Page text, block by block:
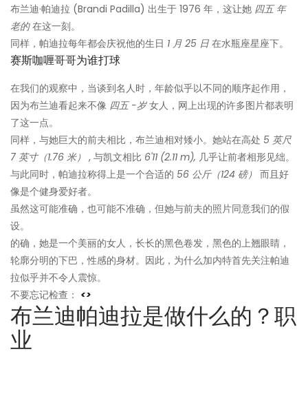
布兰迪·帕迪拉 (Brandi Padilla) 出生于 1976 年，这让她 四五 年
老的在这一刻。
同样，帕迪拉每年都会庆祝他的生日 1 月 25 日 在水瓶座星座下。
赛斯咖喱哥哥为谁打球
在我们的观察中，当谈到名人时，年龄似乎以不同的顺序起作用，
因为布兰迪看起来不像 四五 -岁女人，网上出现的许多图片都表明
了这一点。
同样，与她巨大的前夫相比，布兰迪相对矮小。她站在高处 5 英尺
7 英寸（1.76 米） , 与凯文相比 6'11 (2.11 m), 几乎让前者相形见绌。
与此同时，帕迪拉称得上是一个合适的 56 公斤（124 磅） 而且好
像是个健身爱好者。
虽然这可能准确，也可能不准确，但她与前夫的照片同意我们的假
设。
的确，她是一个美丽的女人，长长的黑色卷发，黑色的上翘眼睛，
轮廓分明的下巴，性感的身材。因此，为什么加内特首先关注帕迪
拉似乎并不令人震惊。
不要忘记检查： <>
布兰迪帕迪拉是做什么的？职
业